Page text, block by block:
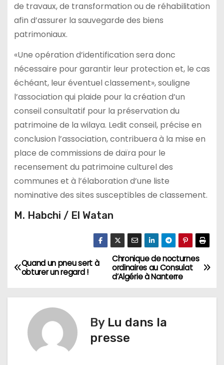
de travaux, de transformation ou de réhabilitation
afin d’assurer la sauvegarde des biens
patrimoniaux.
«Une opération d’identification sera donc
nécessaire pour garantir leur protection et, le cas
échéant, leur éventuel classement», souligne
l’association qui plaide pour la création d’un
conseil consultatif pour la préservation du
patrimoine de la wilaya. Ledit conseil, précise en
conclusion l’association, contribuera à la mise en
place de commissions de daïra pour le
recensement du patrimoine culturel des
communes et à l’élaboration d’une liste
nominative des sites susceptibles de classement.
M. Habchi / El Watan
N
Chronique de nocturnes
ordinaires au Consulat
d’Algérie à Nanterre
Quand un pneu sert à
obturer un regard !
By Lu dans la
presse